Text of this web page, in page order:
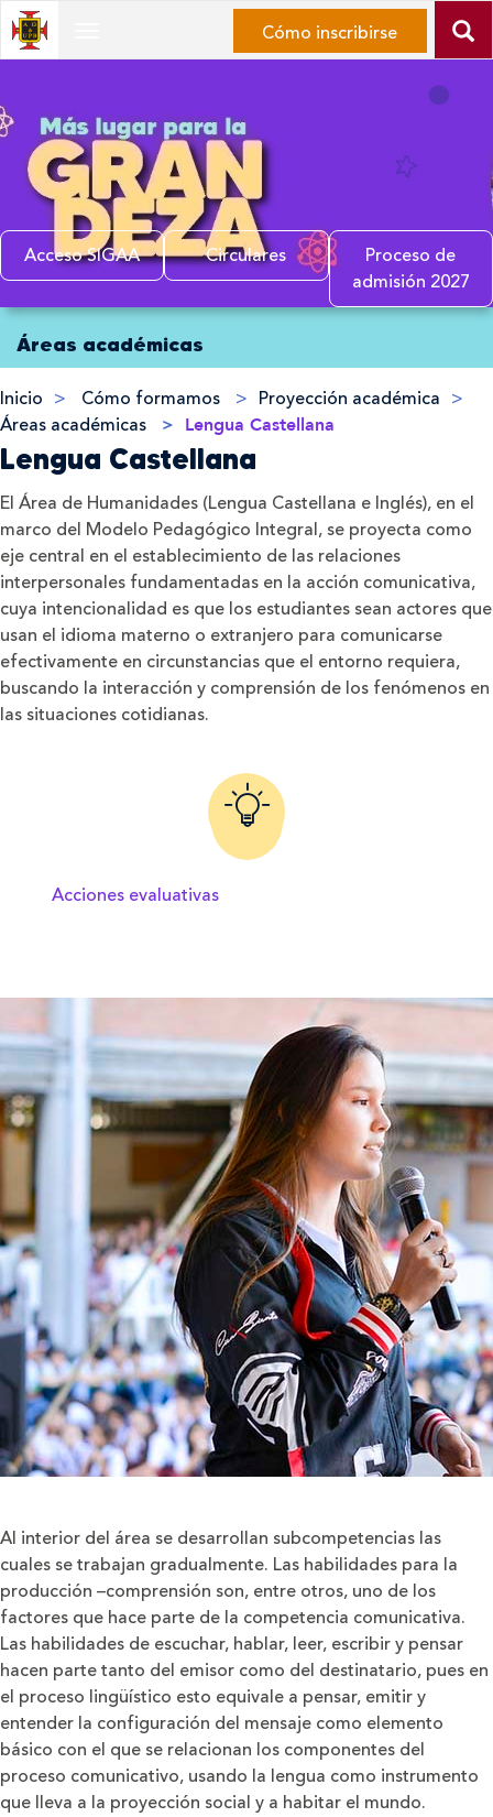
al
contenido
Ir
al
menú
navegación
al
mapa
del
sitio
Navegación
Cómo inscribirse
Acceso SIGAA Circulares
Proceso de
admisión 2027
Inicio
del
contenido
principal
Áreas académicas
Inicio Cómo formamos
Proyección académica
Áreas académicas
Lengua Castellana
Lengua Castellana
El Área de Humanidades (Lengua Castellana e Inglés), en el
marco del Modelo Pedagógico Integral, se proyecta como
eje central en el establecimiento de las relaciones
interpersonales fundamentadas en la acción comunicativa,
cuya intencionalidad es que los estudiantes sean actores que
usan el idioma materno o extranjero para comunicarse
efectivamente en circunstancias que el entorno requiera,
buscando la interacción y comprensión de los fenómenos en
las situaciones cotidianas.
Acciones evaluativas
Al interior del área se desarrollan subcompetencias las
cuales se trabajan gradualmente. Las habilidades para la
producción –comprensión son, entre otros, uno de los
factores que hace parte de la competencia comunicativa.
Las habilidades de escuchar, hablar, leer, escribir y pensar
hacen parte tanto del emisor como del destinatario, pues en
el proceso lingüístico esto equivale a pensar, emitir y
entender la configuración del mensaje como elemento
básico con el que se relacionan los componentes del
proceso comunicativo, usando la lengua como instrumento
que lleva a la proyección social y a habitar el mundo.